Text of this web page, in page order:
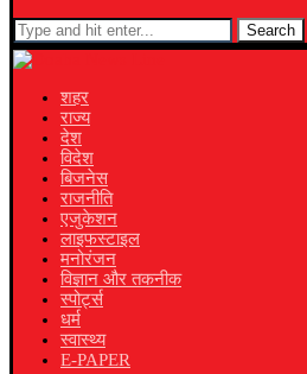
Search
शहर
राज्य
देश
विदेश
बिजनेस
राजनीति
एजुकेशन
लाइफस्टाइल
मनोरंजन
विज्ञान और तकनीक
स्पोर्ट्स
धर्म
स्वास्थ्य
E-PAPER